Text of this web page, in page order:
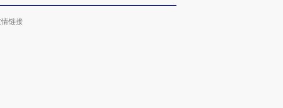
链接